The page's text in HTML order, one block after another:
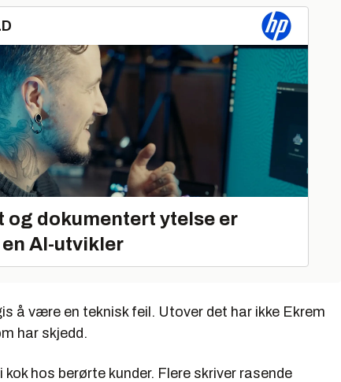
og dokumentert ytelse er
AI-utvikler
å være en teknisk feil. Utover det har ikke Ekrem
har skjedd.
hos berørte kunder. Flere skriver rasende